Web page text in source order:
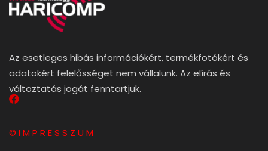
Az esetleges hibás információkért, termékfotókért és
adatokért felelősséget nem vállalunk. Az elírás és
változtatás jogát fenntartjuk.
© I M P R E S S Z U M